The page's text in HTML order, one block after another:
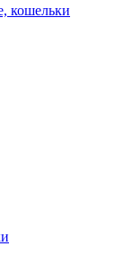
кошельки